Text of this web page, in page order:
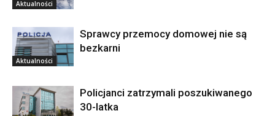
Aktualności
Aktualności
Sprawcy przemocy domowej nie są
bezkarni
Policjanci zatrzymali poszukiwanego
30-latka